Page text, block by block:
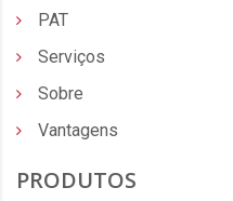
PAT
Serviços
Sobre
Vantagens
PRODUTOS